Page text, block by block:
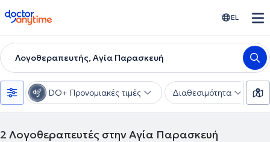
doctoranytime EL
Λογοθεραπευτής, Αγία Παρασκευή
DO+ Προνομιακές τιμές Διαθεσιμότητα
2 Λογοθεραπευτές στην Αγία Παρασκευή